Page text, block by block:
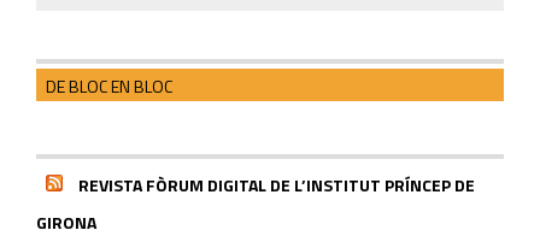
DE BLOC EN BLOC
REVISTA FÒRUM DIGITAL DE L’INSTITUT PRÍNCEP DE
GIRONA